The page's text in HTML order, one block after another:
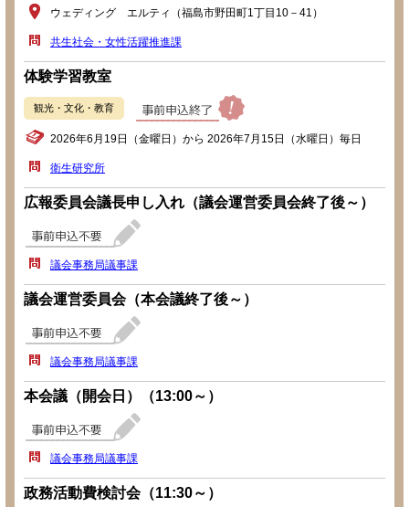
ウェディング エルティ（福島市野田町1丁目10－41）
共生社会・女性活躍推進課
体験学習教室
観光・文化・教育
2026年6月19日（金曜日）から 2026年7月15日（水曜日）毎日
衛生研究所
広報委員会議長申し入れ（議会運営委員会終了後～）
議会事務局議事課
議会運営委員会（本会議終了後～）
議会事務局議事課
本会議（開会日）（13:00～）
議会事務局議事課
政務活動費検討会（11:30～）